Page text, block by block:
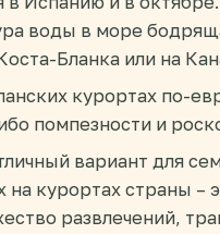
воды в море
Бланка или на
курортах по-
помпезности и
вариант для
курортах страны –
развлечений,